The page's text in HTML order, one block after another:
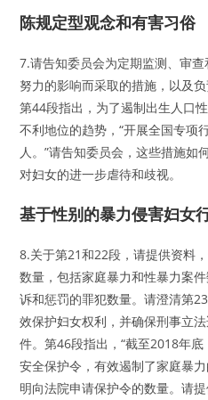
陈规定型观念和有害习俗
7.请告知委员会为定期监测、审
努力的影响而采取的措施，以及
第44段指出，为了遏制出生人口
不利地位的趋势，“开展全国专项
人。”请告知委员会，这些措施如
对妇女的进一步虐待和歧视。
基于性别的暴力侵害妇女
8.关于第21和22段，请提供资料
数量，包括家庭暴力和性暴力案
诉和惩罚的罪犯数量。请澄清第
效保护妇女权利，并确保刑事立
件。第46段指出，“截至2018年
安全保护令，有效遏制了家庭暴
明向法院申请保护令的数量。请